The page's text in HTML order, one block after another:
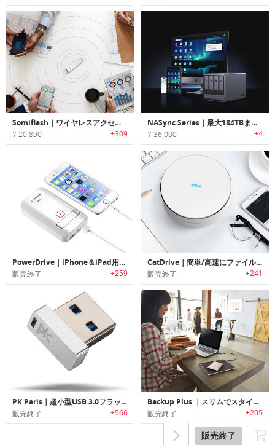
販売終了
Somiflash｜ワイヤレスアクセスできるスマートフラッシュドライブ「ソーミフラッシュ」
¥ 20,890 +309
NASync Series｜最大184TBまでのデータが保存できるプライベートクラウドストレージ
¥ 36,000 +4
PowerDrive｜iPhone＆iPad用のメガUSBドライブおよび充電器「パワードライブ」
販売終了 +259
CatDrive｜簡単/高速にファイルアクセス可能なデータドライブ「キャットドライブ」
販売終了 +241
PK Paris｜超小型USB 3.0フラッシュドライブ
販売終了 +566
Backup Plus ｜スリムでスタイリッシュなメタリックデザインの大容量ポータブルハードドライブ「バックアッププラス」
販売終了 +205